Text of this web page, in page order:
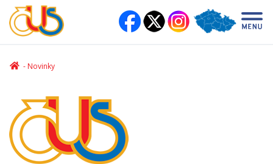
Novinky